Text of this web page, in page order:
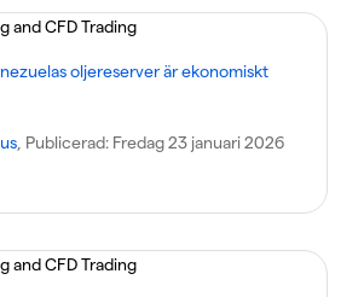
oljereserver är ekonomiskt
, Publicerad: Fredag 23 januari 2026